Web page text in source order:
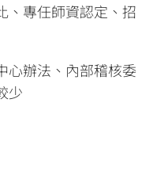
、專任師資認定、招
心辦法、內部稽核委
少